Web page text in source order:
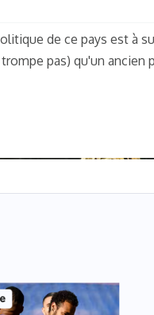
de ce pays est à
pas) qu'un ancien